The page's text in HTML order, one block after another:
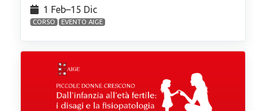
1 Feb⁠–15 Dic
CORSO EVENTO AIGE